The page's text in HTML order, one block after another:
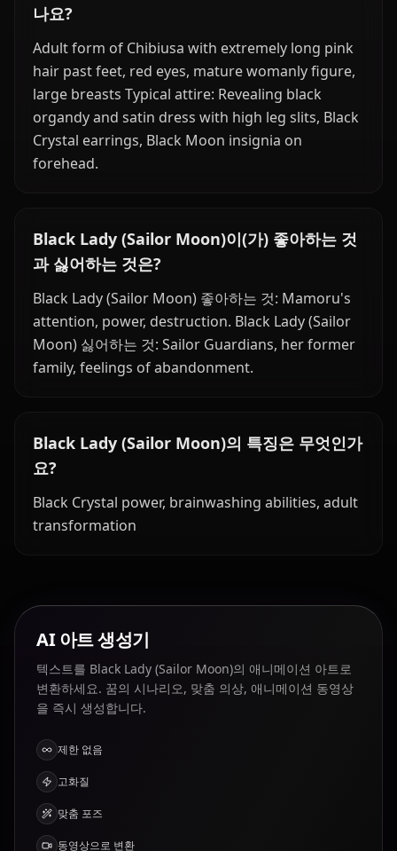
나요?
Adult form of Chibiusa with extremely long pink
hair past feet, red eyes, mature womanly figure,
large breasts Typical attire: Revealing black
organdy and satin dress with high leg slits, Black
Crystal earrings, Black Moon insignia on
forehead.
Black Lady (Sailor Moon)이(가) 좋아하는 것
과 싫어하는 것은?
Black Lady (Sailor Moon) 좋아하는 것: Mamoru's
attention, power, destruction. Black Lady (Sailor
Moon) 싫어하는 것: Sailor Guardians, her former
family, feelings of abandonment.
Black Lady (Sailor Moon)의 특징은 무엇인가
요?
Black Crystal power, brainwashing abilities, adult
transformation
AI 아트 생성기
텍스트를 Black Lady (Sailor Moon)의 애니메이션 아트로
변환하세요. 꿈의 시나리오, 맞춤 의상, 애니메이션 동영상
을 즉시 생성합니다.
제한 없음
고화질
맞춤 포즈
동영상으로 변환